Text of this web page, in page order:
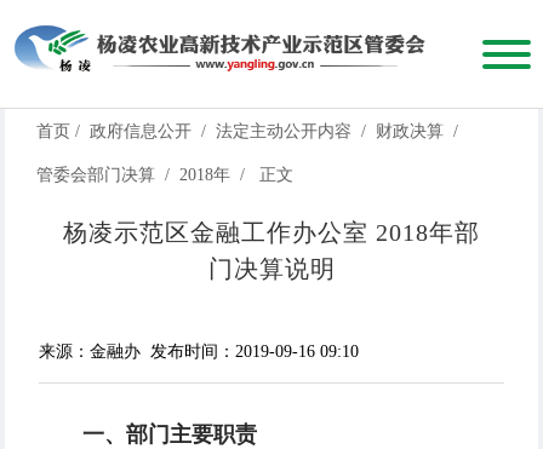
首页 / 政府信息公开 / 法定主动公开内容 / 财政决算 /
管委会部门决算 / 2018年 / 正文
杨凌示范区金融工作办公室 2018年部
门决算说明
来源：金融办 发布时间：2019-09-16 09:10
一、部门主要职责